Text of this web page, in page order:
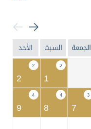
الجمعة السبت الأحد
1
2
2
2
7
3
8
4
9
4